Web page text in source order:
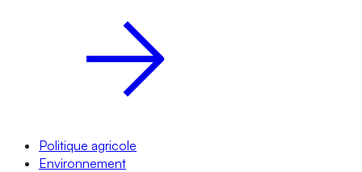
Politique agricole
Environnement